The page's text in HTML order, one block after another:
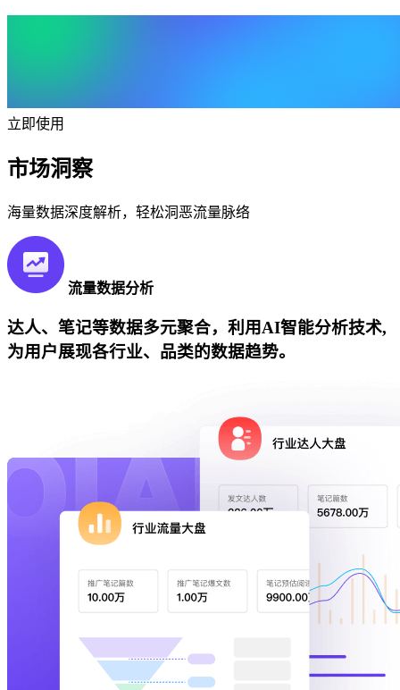
立即使用
市场洞察
海量数据深度解析，轻松洞恶流量脉络
流量数据分析
达人、笔记等数据多元聚合，利用AI智能分析技术,
为用户展现各行业、品类的数据趋势。